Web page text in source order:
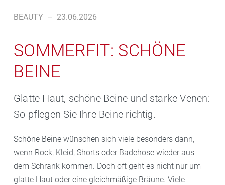
BEAUTY – 23.06.2026
SOMMERFIT: SCHÖNE
BEINE
Glatte Haut, schöne Beine und starke Venen:
So pflegen Sie Ihre Beine richtig.
Schöne Beine wünschen sich viele besonders dann,
wenn Rock, Kleid, Shorts oder Badehose wieder aus
dem Schrank kommen. Doch oft geht es nicht nur um
glatte Haut oder eine gleichmäßige Bräune. Viele